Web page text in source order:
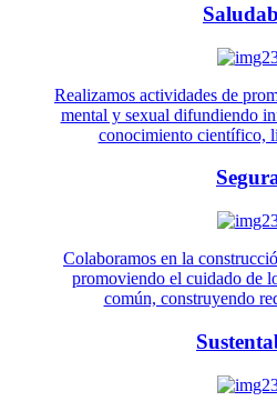
Realizamos actividades de
mental y sexual difundiendo
conocimiento científico,
Colaboramos en la
promoviendo el cuidado de
común, construyendo